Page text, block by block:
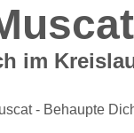
im
- Behaupte